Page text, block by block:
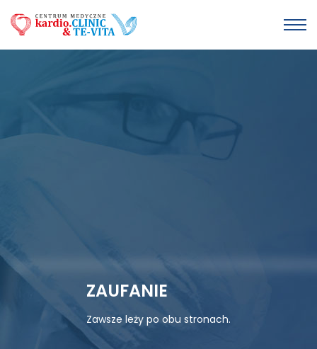
ZAUFANIE
Zawsze leży po obu stronach.